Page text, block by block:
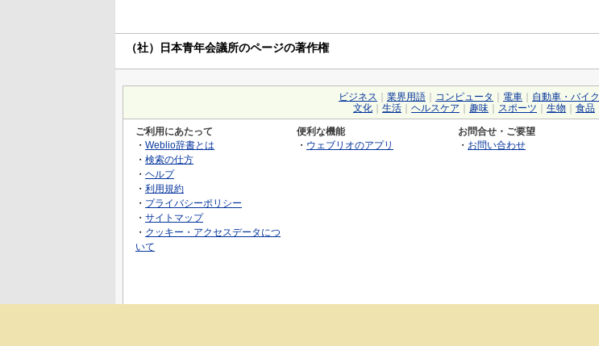
（社）日本青年会議所のページの著作権
ビジネス 業界用語 コンピュータ 電車 自動車・バイク
文化
生活 ヘルスケア 趣味 スポーツ 生物 食品
ご利用にあたって
・ Weblio辞書とは
・ 検索の仕方
・ ヘルプ
・ 利用規約
・ プライバシーポリシー
・ サイトマップ
・ クッキー・アクセスデータにつ
いて
便利な機能
・ ウェブリオのアプリ
お問合せ・ご要望
・ お問い合わせ